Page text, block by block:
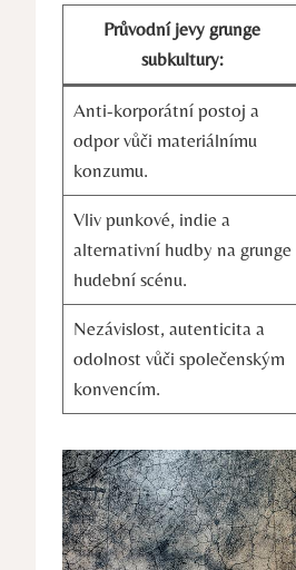
Průvodní‌ jevy grunge
subkultury:
Anti-korporátní postoj a
odpor ⁣vůči materiálnímu
konzumu.
Vliv punkové, indie a
‌alternativní hudby na grunge⁢
hudební‌ scénu.
Nezávislost, ‌autenticita a
odolnost vůči‌ společenským
konvencím.